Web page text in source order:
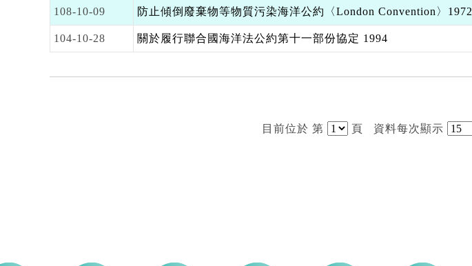
108-10-09 防止傾倒廢棄物等物質污染海洋公約〈London Convention〉1972
104-10-28 關於履行聯合國海洋法公約第十一部份協定 1994
目前位於 第 頁 資料每次顯示